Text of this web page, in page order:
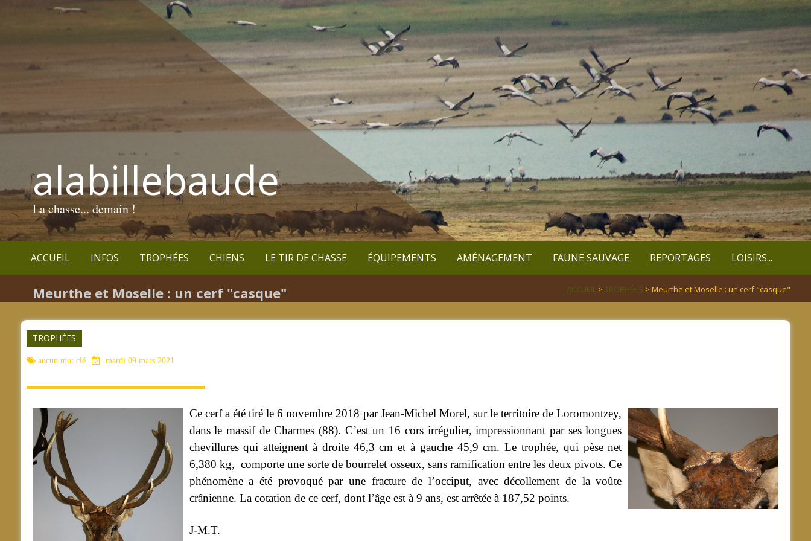
alabillebaude
La chasse... demain !
ACCUEIL INFOS TROPHÉES CHIENS LE TIR DE CHASSE ÉQUIPEMENTS AMÉNAGEMENT FAUNE SAUVAGE REPORTAGES LOISIRS...
Meurthe et Moselle : un cerf "casque" ACCUEIL >TROPHÉES > Meurthe et Moselle : un cerf "casque"
TROPHÉES
aucun mot clé mardi 09 mars 2021
Ce cerf a été tiré le 6 novembre 2018 par Jean-Michel Morel, sur le territoire de Loromontzey,
dans le massif de Charmes (88). C’est un 16 cors irrégulier, impressionnant par ses longues
chevillures qui atteignent à droite 46,3 cm et à gauche 45,9 cm. Le trophée, qui pèse net
6,380 kg, comporte une sorte de bourrelet osseux, sans ramification entre les deux pivots. Ce
phénomène a été provoqué par une fracture de l’occiput, avec décollement de la voûte
crânienne. La cotation de ce cerf, dont l’âge est à 9 ans, est arrêtée à 187,52 points.
J-M.T.